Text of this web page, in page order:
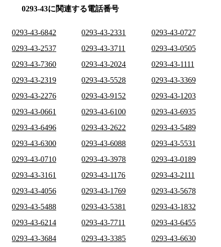
0293-43に関連する電話番号
0293-43-6842 0293-43-2331
0293-43-0727
0293-43-2537
0293-43-3711
0293-43-0505
0293-43-7360
0293-43-2024
0293-43-1111
0293-43-2319
0293-43-5528
0293-43-3369
0293-43-2276
0293-43-9152
0293-43-1203
0293-43-0661
0293-43-6100
0293-43-6935
0293-43-6496
0293-43-2622
0293-43-5489
0293-43-6300
0293-43-6088
0293-43-5531
0293-43-0710
0293-43-3978
0293-43-0189
0293-43-3161
0293-43-1176
0293-43-2111
0293-43-4056
0293-43-1769
0293-43-5678
0293-43-5488
0293-43-5381
0293-43-1832
0293-43-6214
0293-43-7711
0293-43-6455
0293-43-3684
0293-43-3385
0293-43-6630